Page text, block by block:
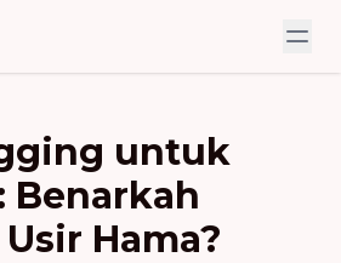
untuk
Benarkah
Hama?